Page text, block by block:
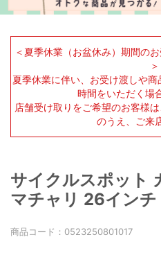
＜夏季休業（お盆休み）期間の
＞
夏季休業に伴い、お受け渡しや
時間をいただく場
店舗受け取りをご希望のお客様
のうえ、ご来
サイクルスポット
マチャリ 26イン
商品コード： 0523250801017